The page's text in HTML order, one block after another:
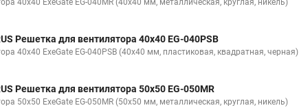
40x40 ExeGate EG-040MR (40x40 мм, металлическая, круглая, никель)
Решетка для вентилятора 40x40 EG-040PSB
40x40 ExeGate EG-040PSB (40x40 мм, пластиковая, квадратная, черная)
Решетка для вентилятора 50х50 EG-050MR
50х50 ExeGate EG-050MR (50x50 мм, металлическая, круглая, никель)